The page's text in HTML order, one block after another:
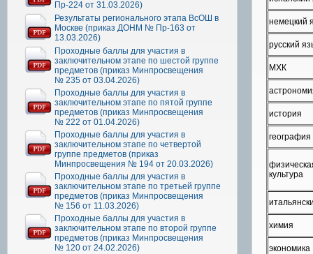
Пр-224 от 31.03.2026)
Результаты регионального этапа ВсОШ в
Москве (приказ ДОНМ № Пр-163 от
13.03.2026)
Проходные баллы для участия в
заключительном этапе по шестой группе
предметов (приказ Минпросвещения
№ 235 от 03.04.2026)
Проходные баллы для участия в
заключительном этапе по пятой группе
предметов (приказ Минпросвещения
№ 222 от 01.04.2026)
Проходные баллы для участия в
заключительном этапе по четвертой
группе предметов (приказ
Минпросвещения № 194 от 20.03.2026)
Проходные баллы для участия в
заключительном этапе по третьей группе
предметов (приказ Минпросвещения
№ 156 от 11.03.2026)
Проходные баллы для участия в
заключительном этапе по второй группе
предметов (приказ Минпросвещения
№ 120 от 24.02.2026)
немецкий
русский
МХК
история
география
культура
химия
экономика